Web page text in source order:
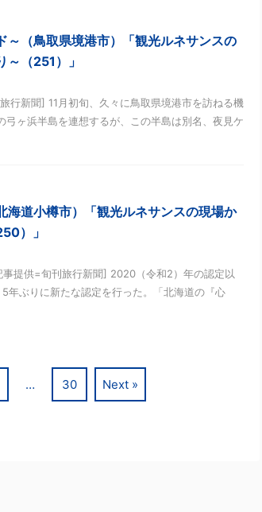
～（鳥取県境港市）「観光ルネサンスの
（251）」
行新聞] 11月初旬、久々に鳥取県境港市を訪ねる機
ヶ浜半島を連想するが、この半島は別名、夜見ケ
海道小樽市）「観光ルネサンスの現場か
）」
提供=旬刊旅行新聞] 2020（令和2）年の認定以
年ぶりに新たな認定を行った。「北海道の『心
… 30 Next »